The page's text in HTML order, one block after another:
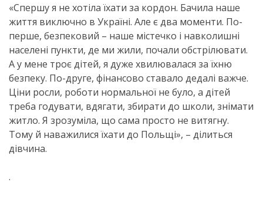
«Спершу я не хотіла їхати за кордон. Бачила наше
життя виключно в Україні. Але є два моменти. По-
перше, безпековий – наше містечко і навколишні
населені пункти, де ми жили, почали обстрілювати.
А у мене троє дітей, я дуже хвилювалася за їхню
безпеку. По-друге, фінансово ставало дедалі важче.
Ціни росли, роботи нормальної не було, а дітей
треба годувати, вдягати, збирати до школи, знімати
житло. Я зрозуміла, що сама просто не витягну.
Тому й наважилися їхати до Польщі», – ділиться
дівчина.
.